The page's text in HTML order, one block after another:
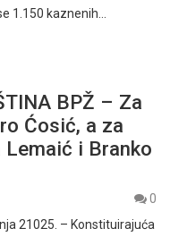
1.150 kaznenih…
BPŽ – Za
Ćosić, a za
i Branko
0
21025. – Konstituirajuća